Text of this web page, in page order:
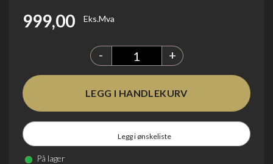
999,00 Eks.Mva
- +
Legg i ønskeliste
På lager